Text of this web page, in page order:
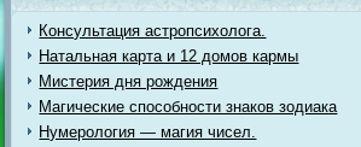
Консультация астропсихолога.
Натальная карта и 12 домов кармы
Мистерия дня рождения
Магические способности знаков зодиака
Нумерология — магия чисел.